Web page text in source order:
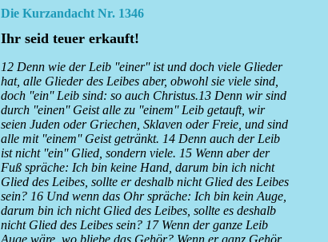
Die Kurzandacht Nr. 1346
Ihr seid teuer erkauft!
12 Denn wie der Leib ''einer'' ist und doch viele Glieder
hat, alle Glieder des Leibes aber, obwohl sie viele sind,
doch ''ein'' Leib sind: so auch Christus.13 Denn wir sind
durch ''einen'' Geist alle zu ''einem'' Leib getauft, wir
seien Juden oder Griechen, Sklaven oder Freie, und sind
alle mit ''einem'' Geist getränkt. 14 Denn auch der Leib
ist nicht ''ein'' Glied, sondern viele. 15 Wenn aber der
Fuß spräche: Ich bin keine Hand, darum bin ich nicht
Glied des Leibes, sollte er deshalb nicht Glied des Leibes
sein? 16 Und wenn das Ohr spräche: Ich bin kein Auge,
darum bin ich nicht Glied des Leibes, sollte es deshalb
nicht Glied des Leibes sein? 17 Wenn der ganze Leib
Auge wäre, wo bliebe das Gehör? Wenn er ganz Gehör